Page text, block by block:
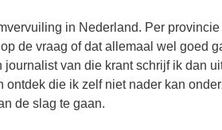
in Nederland. Per
de vraag of dat allemaal wel goed
van die krant schrijf ik dan
ontdek die ik zelf niet nader kan
de slag te gaan.